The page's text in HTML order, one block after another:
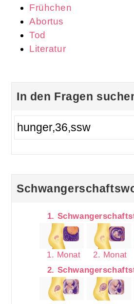
Frühchen
Abortus
Tod
Literatur
In den Fragen
1.
1. Monat 2. Monat
2.